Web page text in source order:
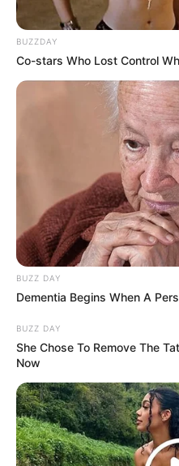
Jumlah Episode: 12
Masa Tayang: 20 Februari
atau 20.30 WIB
BUZZDAY
Co-stars Who Lost Control
BUZZ DAY
Dementia Begins When A
BUZZ DAY
She Chose To Remove The
Now